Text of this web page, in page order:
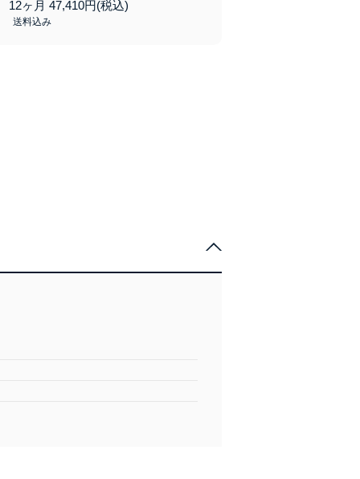
12ヶ月 47,410円(税込)
送料込み